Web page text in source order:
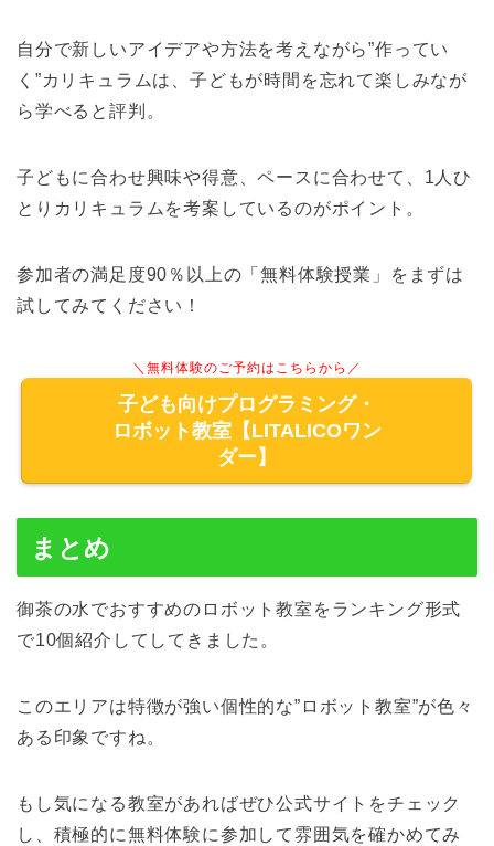
自分で新しいアイデアや方法を考えながら”作ってい
く”カリキュラムは、子どもが時間を忘れて楽しみなが
ら学べると評判。
子どもに合わせ興味や得意、ペースに合わせて、1人ひ
とりカリキュラムを考案しているのがポイント。
参加者の満足度90％以上の「無料体験授業」をまずは
試してみてください！
＼無料体験のご予約はこちらから／
子ども向けプログラミング・
ロボット教室【LITALICOワン
ダー】
まとめ
御茶の水でおすすめのロボット教室をランキング形式
で10個紹介してしてきました。
このエリアは特徴が強い個性的な”ロボット教室”が色々
ある印象ですね。
もし気になる教室があればぜひ公式サイトをチェック
し、積極的に無料体験に参加して雰囲気を確かめてみ